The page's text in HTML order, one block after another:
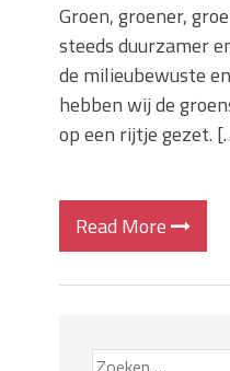
Groen, groener,
steeds duurzamer
de milieubewuste
hebben wij de
op een rijtje gezet.
Read More